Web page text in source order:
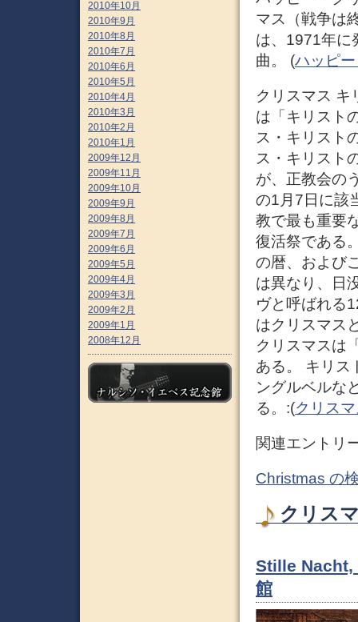
マス（戦争は
は、1971年に
曲。 (ハッピ
クリスマス キ
は「キリスト
ス・キリスト
ス・キリスト
が、正教会の
の1月7日に該
教で最も重要
復活祭である
の暦、および
は異なり、日
ヴと呼ばれる
はクリスマス
クリスマスは
ある。 キリス
ングルベルな
る。:(クリス
関連エントリ
Christmas の
クリス
Stille Nacht,
館
2010年10月
2010年9月
2010年8月
2010年7月
2010年6月
2010年5月
2010年4月
2010年3月
2010年2月
2010年1月
2009年12月
2009年11月
2009年10月
2009年9月
2009年8月
2009年7月
2009年6月
2009年5月
2009年4月
2009年3月
2009年2月
2009年1月
2008年12月